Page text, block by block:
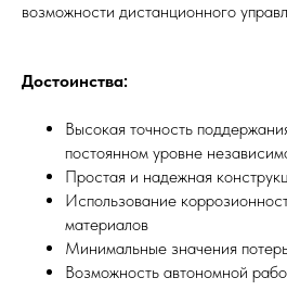
возможности дистанционного
Достоинства:
Высокая точность
постоянном уровне
Простая и надежная
Использование
материалов
Минимальные значения
Возможность автономной